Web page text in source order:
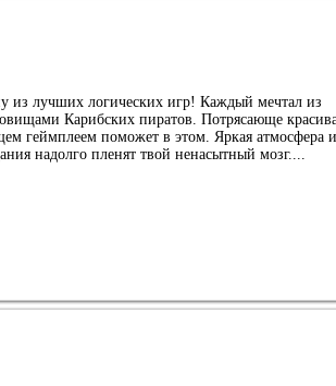
из лучших логических игр! Каждый мечтал из
Карибских пиратов. Потрясающе
геймплеем поможет в этом. Яркая атмосфера и
надолго пленят твой ненасытный мозг....